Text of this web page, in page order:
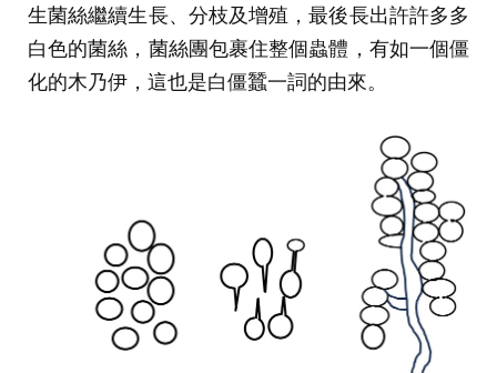
生菌絲繼續生長、分枝及增殖，最後長出許許多多
白色的菌絲，菌絲團包裹住整個蟲體，有如一個僵
化的木乃伊，這也是白僵蠶一詞的由來。